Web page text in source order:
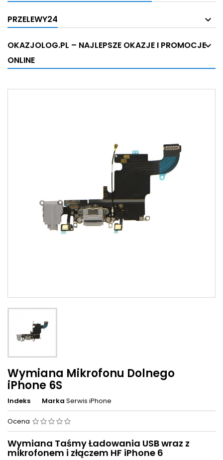
PRZELEWY24
OKAZJOLOG.PL – NAJLEPSZE OKAZJE I PROMOCJE
ONLINE
Wymiana Mikrofonu Dolnego
iPhone 6S
Indeks Marka Serwis iPhone
Ocena
Wymiana Taśmy Ładowania USB wraz z
mikrofonem i złączem HF iPhone 6